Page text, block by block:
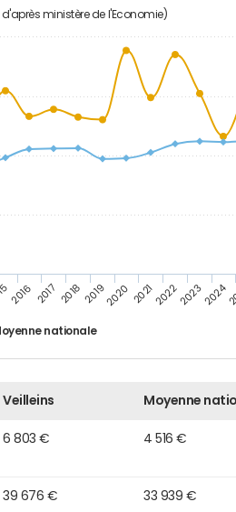
ministère de l'Economie)
nationale
2016 2017 201820192020 2021202220232024
Veilleins Moyenne
6 803 € 4 516 €
39 676 € 33 939 €